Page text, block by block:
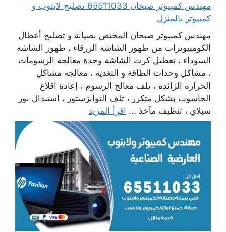
مهندس كمبيوتر صبحان 65511033 تصليح لابتوب و
كمبيوتر بالمنزل
مهندس كمبيوتر صبحان المختص بصيانة و تصليح أعطال
الكومبيوترات من ظهور الشاشة الزرقاء ، ظهور الشاشة
السوداء ، تعطيل كرت الشاشة وحدة معالجة الرسومات
، مشاكل وحدات الطاقة و التغذية ، معالجة مشاكل
الحرارة الزائدة ، تلف معالج الرسوم ، إعادة اقلاع
الحاسوب بشكل متكرر ، تلف التوانزستور ، استبدال بور
سبلاي ، تنظيف مآخذ ... اقرأ المزيد